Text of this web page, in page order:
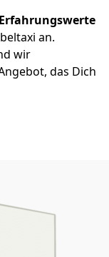
an.
wir
das Dich